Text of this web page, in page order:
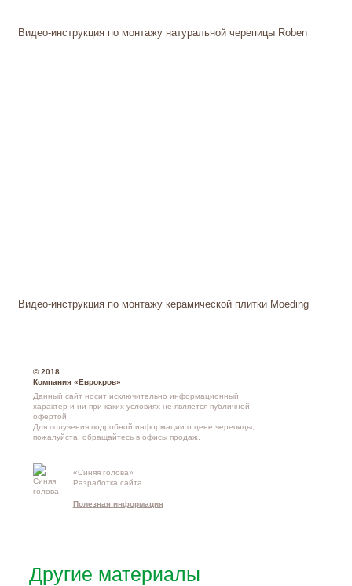
Видео-инструкция по монтажу натуральной черепицы Roben
Видео-инструкция по монтажу керамической плитки Moeding
© 2018
Компания «Еврокров»
Данный сайт носит исключительно информационный
характер и ни при каких условиях не является публичной
офертой.
Для получения подробной информации оцене черепицы
пожалуйста, обращайтесь в офисы продаж.
«Синяя голова»
Разработка сайта
Полезная информация
Другие материалы